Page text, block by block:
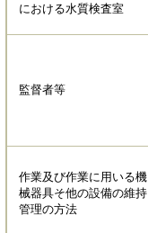
における水質検査室
監督者等
作業及び作業に用いる機
械器具そ他の設備の維持
管理の方法